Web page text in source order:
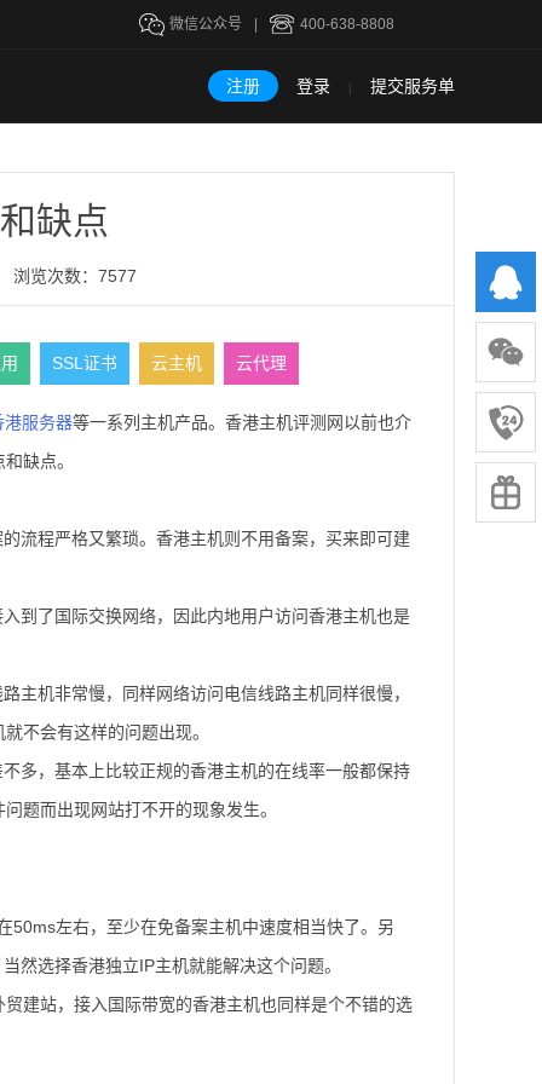
400-638-8808
微信公众号
注册 登录 | 提交服务单
缺点
浏览次数：7577
SSL证书 云主机 云代理
港服务器等一系列主机产品。香港主机评测网以前也介
缺点。
流程严格又繁琐。香港主机则不用备案，买来即可建
到了国际交换网络，因此内地用户访问香港主机也是
主机非常慢，同样网络访问电信线路主机同样很慢，
不会有这样的问题出现。
多，基本上比较正规的香港主机的在线率一般都保持
题而出现网站打不开的现象发生。
50ms左右，至少在免备案主机中速度相当快了。另
然选择香港独立IP主机就能解决这个问题。
建站，接入国际带宽的香港主机也同样是个不错的选